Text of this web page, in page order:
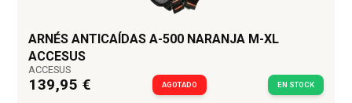
ARNÉS ANTICAÍDAS A-500 NARANJA M-XL
ACCESUS
ACCESUS
139,95 € AGOTADO EN STOCK